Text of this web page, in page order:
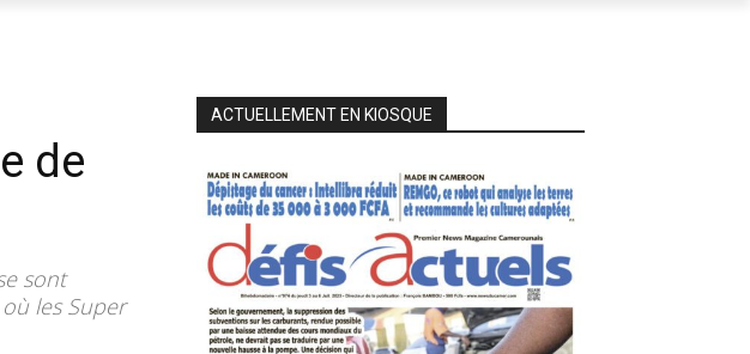
de
sont
les Super
ACTUELLEMENT EN KIOSQUE